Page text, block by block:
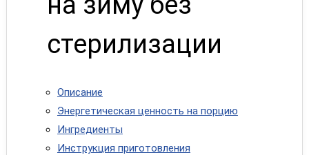
стерилизации
Описание
Энергетическая ценность на порцию
Ингредиенты
Инструкция приготовления